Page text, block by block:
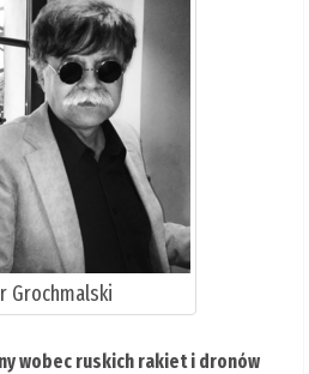
Grochmalski
wobec ruskich rakiet i dronów